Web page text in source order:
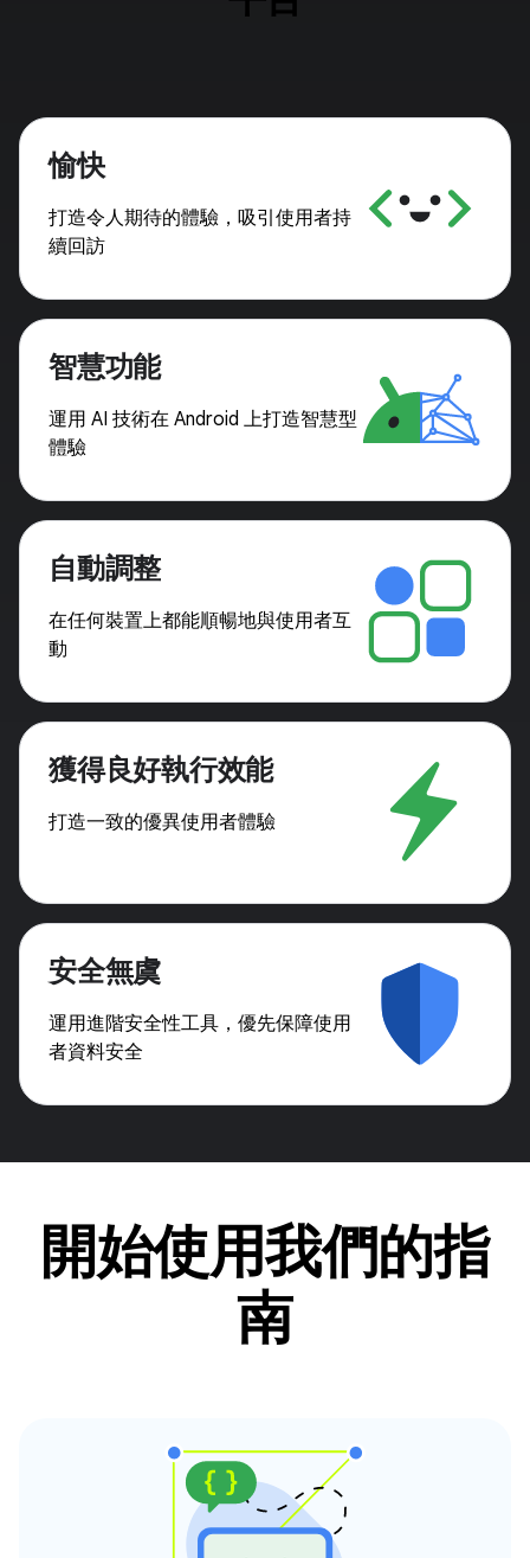
愉快
打造令人期待的體驗，吸引使用者持
續回訪
智慧功能
運用 AI 技術在 Android 上打造智慧型
體驗
自動調整
在任何裝置上都能順暢地與使用者互
動
獲得良好執行效能
打造一致的優異使用者體驗
安全無虞
運用進階安全性工具，優先保障使用
者資料安全
開始使用我們的指
南